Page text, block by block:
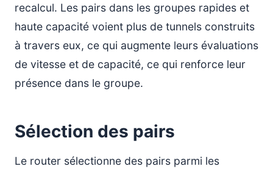
recalcul. Les pairs dans les groupes rapides et
haute capacité voient plus de tunnels construits
à travers eux, ce qui augmente leurs évaluations
de vitesse et de capacité, ce qui renforce leur
présence dans le groupe.
Sélection des pairs
Le router sélectionne des pairs parmi les